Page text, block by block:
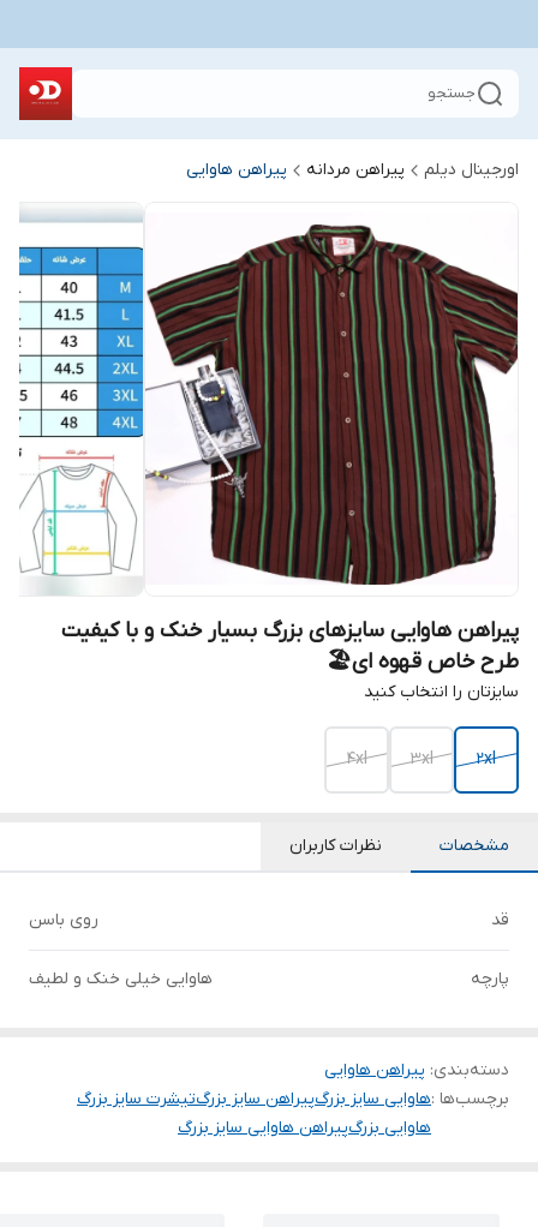
جستجو
اورجینال دیلم پیراهن مردانه پیراهن هاوایی
پیراهن هاوایی سایزهای بزرگ بسیار خنک و با کیفیت
طرح خاص قهوه ای🏖️
سایزتان را انتخاب کنید
2xl
3xl
4xl
مشخصات نظرات کاربران
قد روی باسن
پارچه هاوایی خیلی خنک و لطیف
دسته‌بندی: پیراهن هاوایی
برچسب‌ها :هاوایی سایز بزرگپیراهن سایز بزرگتیشرت سایز بزرگ
هاوایی بزرگپیراهن هاوایی سایز بزرگ